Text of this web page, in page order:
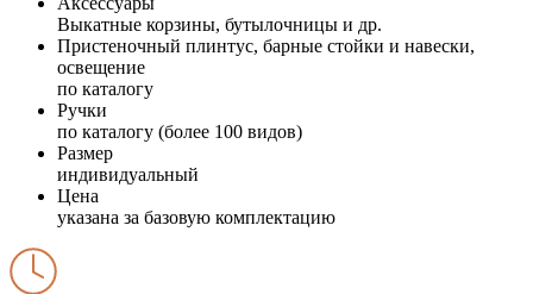
Выкатные корзины, бутылочницы и др.
Пристеночный плинтус, барные стойки и навески,
освещение
по каталогу
Ручки
по каталогу (более 100 видов)
Размер
индивидуальный
Цена
указана за базовую комплектацию